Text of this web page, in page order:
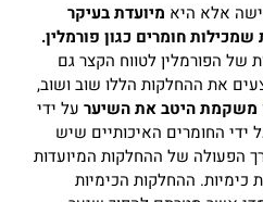
אלא היא מיועדת בעיקר
חומרים כגון פורמלין.
של הפורמלין לטווח הקצר גם
את ההחלקות הללו שוב ושוב,
משקמת היטב את השיער על ידי
ידי החומרים האיכותיים שיש
הפעולה של ההחלקות המיועדות
כימיות. ההחלקות הכימיות